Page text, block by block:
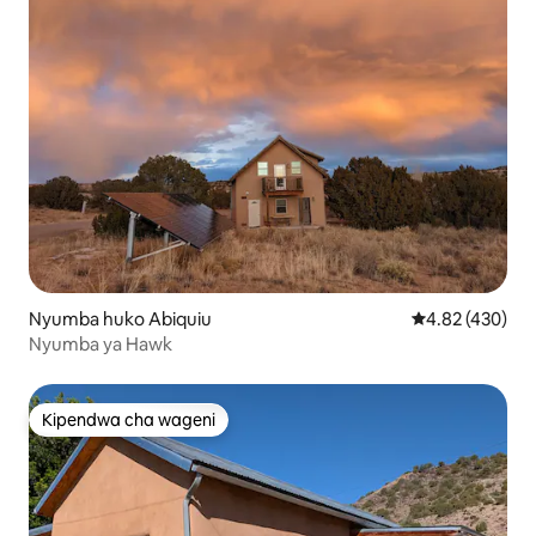
Nyumba huko Abiquiu Ukadiriaji wa
4.82 (430)
Nyumba ya Hawk
Kipendwa cha wageni
Kipendwa cha wageni